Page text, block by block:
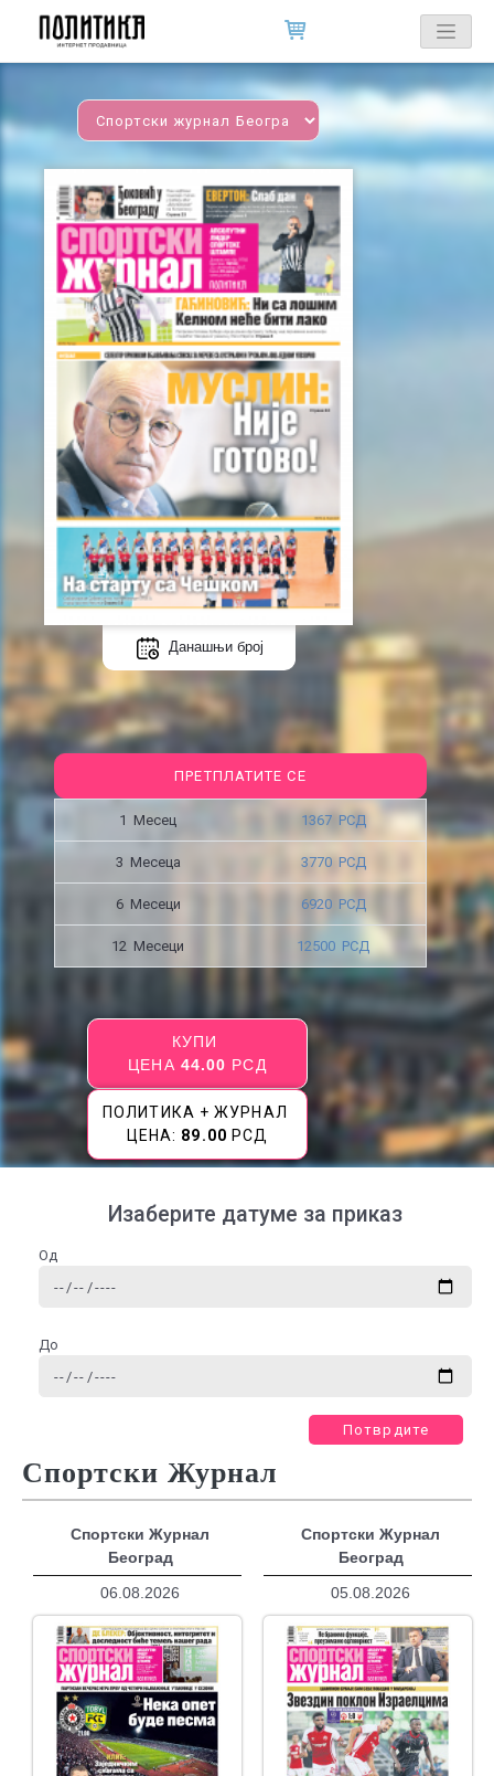
Данашњи број
ПРЕТПЛАТИТЕ СЕ
1 Месец 1367 РСД
3 Месецa 3770 РСД
6 Месеци 6920 РСД
12 Месеци 12500 РСД
КУПИ
ЦЕНА 44.00 РСД
ПОЛИТИКА + ЖУРНАЛ
ЦЕНА: 89.00 РСД
Изаберите датуме за приказ
Од
До
Потврдите
Спортски Журнал
Спортски Журнал
Београд
06.08.2026
Спортски Журнал
Београд
05.08.2026